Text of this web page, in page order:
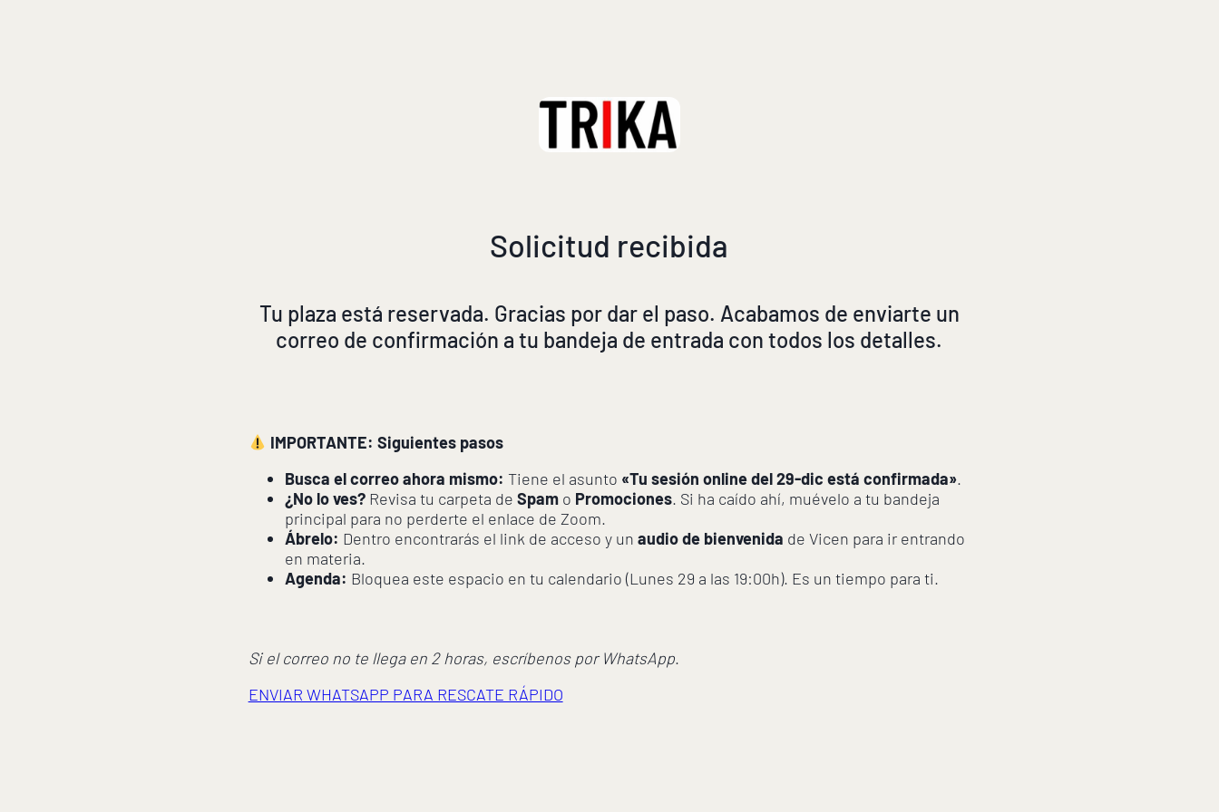
Solicitud recibida
Tu plaza está reservada. Gracias por dar el paso. Acabamos de enviarte un
correo de confirmación a tu bandeja de entrada con todos los detalles.
IMPORTANTE: Siguientes pasos
Busca el correo ahora mismo: Tiene el asunto «Tu sesión online del 29-dic está confirmada».
¿No lo ves?Revisa tu carpeta de Spamo Promociones. Si ha caído ahí, muévelo a tu bandeja
principal para no perderte el enlace de Zoom.
Ábrelo: Dentro encontrarás el link de acceso y un audio de bienvenida de Vicen para ir entrando
en materia.
Agenda: Bloquea este espacio en tu calendario (Lunes 29 a las 19:00h). Es un tiempo para ti.
Si el correo no te llega en 2 horas, escríbenos por WhatsApp.
ENVIAR WHATSAPP PARA RESCATE RÁPIDO